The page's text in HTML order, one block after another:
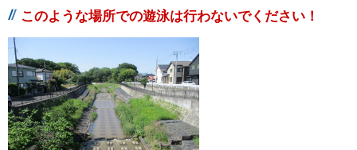
このような場所での遊泳は行わないでください！